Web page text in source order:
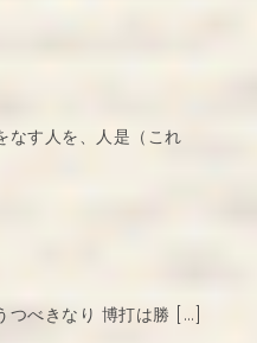
なす人を、人是（これ
つべきなり 博打は勝 […]